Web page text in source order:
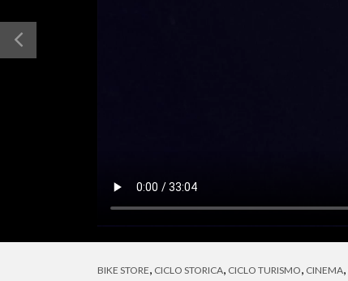
BIKE STORE, CICLO STORICA, CICLO TURISMO, CINEMA,